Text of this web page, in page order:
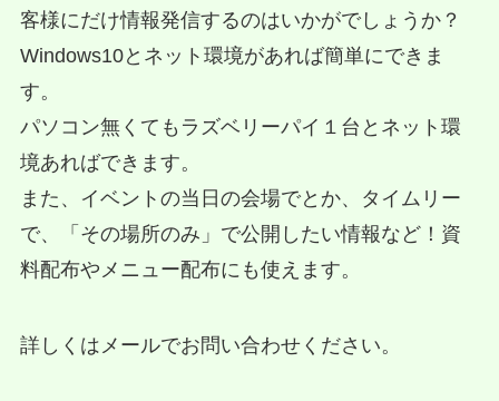
客様にだけ情報発信するのはいかがでしょうか？
Windows10とネット環境があれば簡単にできま
す。
パソコン無くてもラズベリーパイ１台とネット環
境あればできます。
また、イベントの当日の会場でとか、タイムリー
で、「その場所のみ」で公開したい情報など！資
料配布やメニュー配布にも使えます。
詳しくはメールでお問い合わせください。